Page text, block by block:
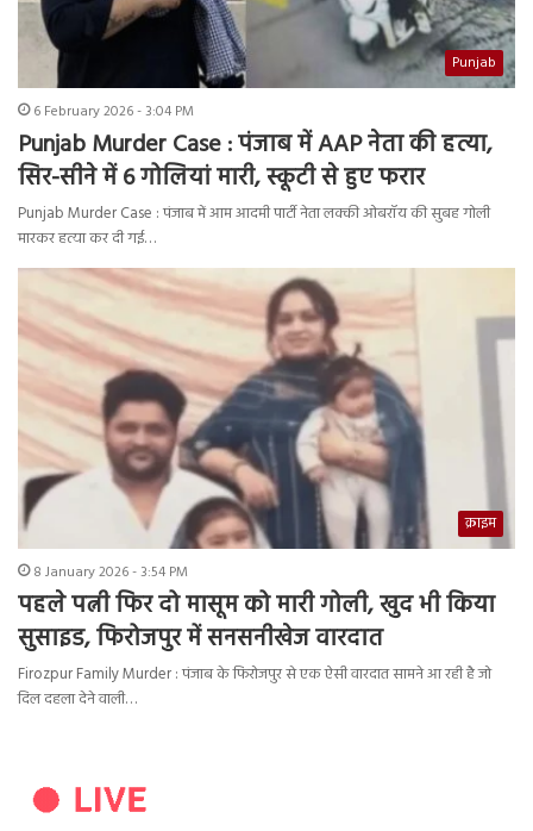
Punjab
6 February 2026 - 3:04 PM
Punjab Murder Case : पंजाब में AAP नेता की हत्या,
सिर-सीने में 6 गोलियां मारी, स्कूटी से हुए फरार
Punjab Murder Case : पंजाब में आम आदमी पार्टी नेता लक्की ओबरॉय की सुबह गोली
मारकर हत्या कर दी गई…
क्राइम
8 January 2026 - 3:54 PM
पहले पत्नी फिर दो मासूम को मारी गोली, खुद भी किया
सुसाइड, फिरोजपुर में सनसनीखेज वारदात
Firozpur Family Murder : पंजाब के फिरोजपुर से एक ऐसी वारदात सामने आ रही है जो
दिल दहला देने वाली…